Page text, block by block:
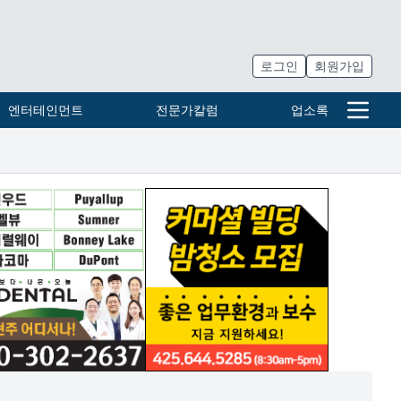
로그인 회원가입
엔터테인먼트 전문가칼럼 업소록